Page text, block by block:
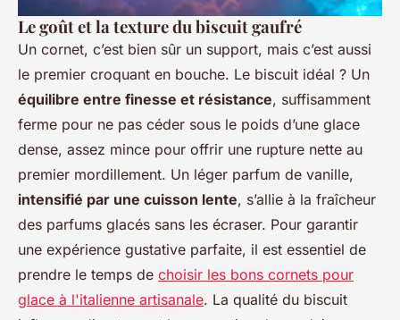
Le goût et la texture du biscuit gaufré
Un cornet, c’est bien sûr un support, mais c’est aussi
le premier croquant en bouche. Le biscuit idéal ? Un
équilibre entre finesse et résistance, suffisamment
ferme pour ne pas céder sous le poids d’une glace
dense, assez mince pour offrir une rupture nette au
premier mordillement. Un léger parfum de vanille,
intensifié par une cuisson lente, s’allie à la fraîcheur
des parfums glacés sans les écraser. Pour garantir
une expérience gustative parfaite, il est essentiel de
prendre le temps de choisir les bons cornets pour
glace à l'italienne artisanale. La qualité du biscuit